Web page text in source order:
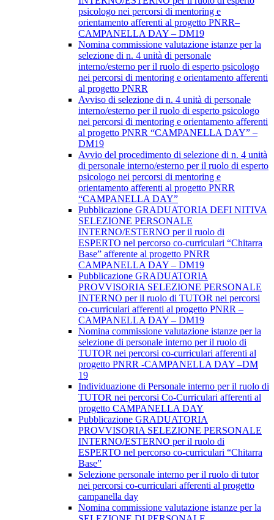
psicologo nei percorsi di mentoring e
orientamento afferenti al progetto PNRR–
CAMPANELLA DAY – DM19
Nomina commissione valutazione istanze per la
selezione di n. 4 unità di personale
interno/esterno per il ruolo di esperto psicologo
nei percorsi di mentoring e orientamento afferenti
al progetto PNRR
Avviso di selezione di n. 4 unità di personale
interno/esterno per il ruolo di esperto psicologo
nei percorsi di mentoring e orientamento afferenti
al progetto PNRR “CAMPANELLA DAY” –
DM19
Avvio del procedimento di selezione di n. 4 unità
di personale interno/esterno per il ruolo di esperto
psicologo nei percorsi di mentoring e
orientamento afferenti al progetto PNRR
“CAMPANELLA DAY”
Pubblicazione GRADUATORIA DEFI NITIVA
SELEZIONE PERSONALE
INTERNO/ESTERNO per il ruolo di
ESPERTO nel percorso co-curriculari “Chitarra
Base” afferente al progetto PNRR
CAMPANELLA DAY – DM19
Pubblicazione GRADUATORIA
PROVVISORIA SELEZIONE PERSONALE
INTERNO per il ruolo di TUTOR nei percorsi
co-curriculari afferenti al progetto PNRR –
CAMPANELLA DAY – DM19
Nomina commissione valutazione istanze per la
selezione di personale interno per il ruolo di
TUTOR nei percorsi co-curriculari afferenti al
progetto PNRR -CAMPANELLA DAY –DM
19
Individuazione di Personale interno per il ruolo di
TUTOR nei percorsi Co-Curriculari afferenti al
progetto CAMPANELLA DAY
Pubblicazione GRADUATORIA
PROVVISORIA SELEZIONE PERSONALE
INTERNO/ESTERNO per il ruolo di
ESPERTO nel percorso co-curriculari “Chitarra
Base”
Selezione personale interno per il ruolo di tutor
nei percorsi co-curriculari afferenti al progetto
campanella day
Nomina commissione valutazione istanze per la